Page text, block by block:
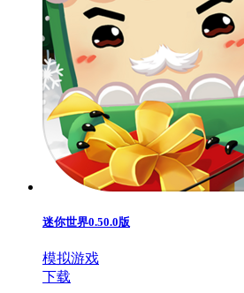
迷你世界0.50.0版
模拟游戏
下载